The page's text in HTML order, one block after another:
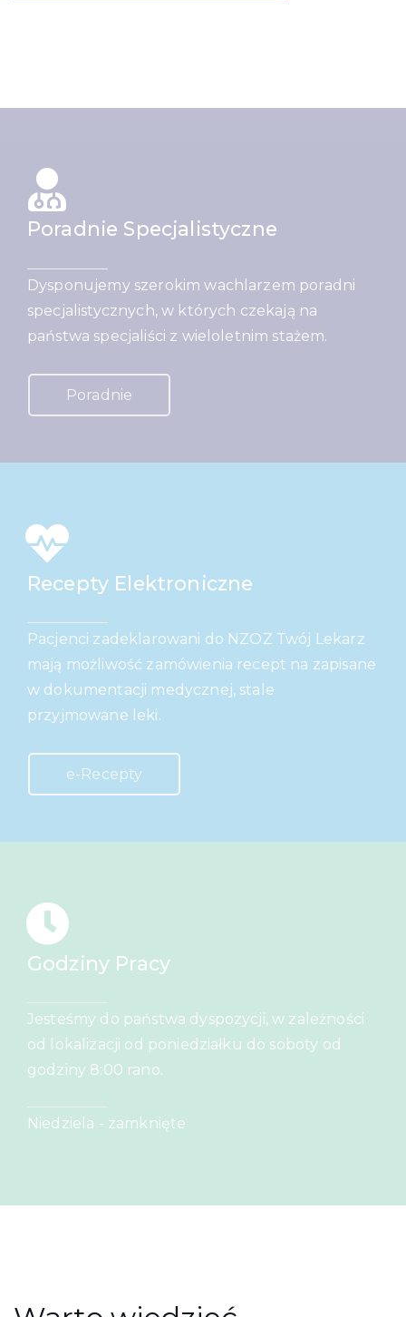
Poradnie Specjalistyczne
Dysponujemy szerokim wachlarzem poradni
specjalistycznych, w których czekają na
państwa specjaliści z wieloletnim stażem.
Poradnie
Recepty Elektroniczne
Pacjenci zadeklarowani do NZOZ Twój Lekarz
mają możliwość zamówienia recept na zapisane
w dokumentacji medycznej, stale
przyjmowane leki.
e-Recepty
Godziny Pracy
Jesteśmy do państwa dyspozycji, w zależności
od lokalizacji od poniedziałku do soboty od
godziny 8:00 rano.
Niedziela - zamknięte